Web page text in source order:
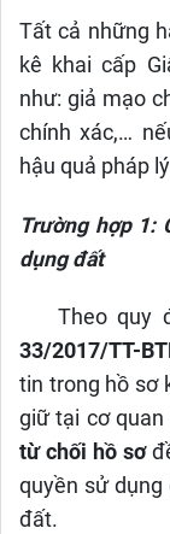
Tất cả những
kê khai cấp
như: giả mạo
chính xác,…
hậu quả pháp
Trường hợp 1:
dụng đất
Theo quy
33/2017/TT-
tin trong hồ sơ
giữ tại cơ
từ chối hồ sơ
quyền sử dụng
đất.